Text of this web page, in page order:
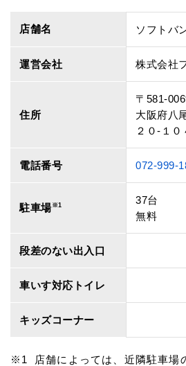
店舗名 ソフトバ
運営会社 株式会社
住所
〒581-
大阪府八
２０‐１０
電話番号 072-999-
駐車場※1
37台
無料
段差のない出入口
車いす対応トイレ
キッズコーナー
店舗によっては、近隣駐車場